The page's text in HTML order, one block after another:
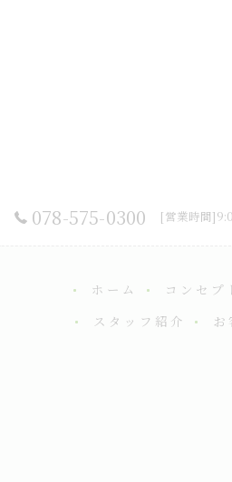
078-575-0300 [営業時間
ホーム コンセプ
スタッフ紹介